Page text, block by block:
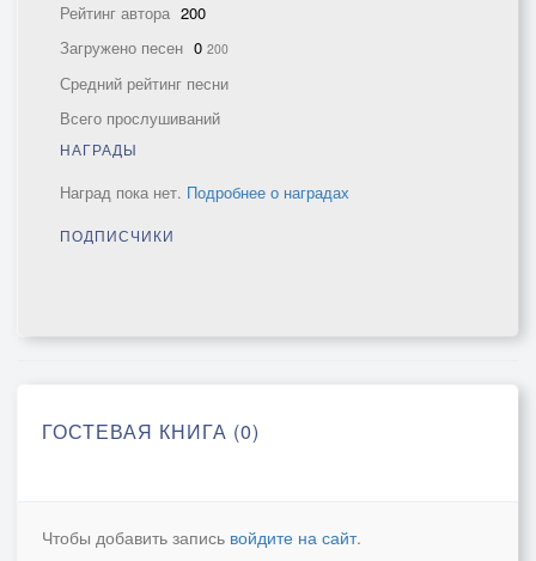
Рейтинг автора 200
Загружено песен 0 200
Средний рейтинг песни
Всего прослушиваний
НАГРАДЫ
Наград пока нет. Подробнее о наградах
ПОДПИСЧИКИ
ГОСТЕВАЯ КНИГА (0)
Чтобы добавить запись войдите на сайт.